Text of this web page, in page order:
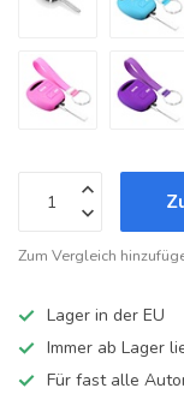
Zum Vergleich
Lager in der EU
Immer ab Lager
Für fast alle